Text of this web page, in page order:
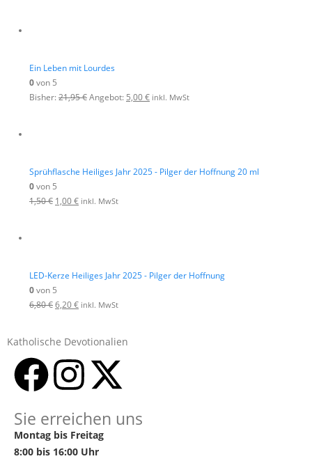
Ein Leben mit Lourdes
0von 5
Bisher:21,95€Angebot: 5,00€ inkl. MwSt
Sprühflasche Heiliges Jahr 2025 - Pilger der Hoffnung 20 ml
0von 5
1,50€ 1,00€ inkl. MwSt
LED-Kerze Heiliges Jahr 2025 - Pilger der Hoffnung
0von 5
6,80€6,20€ inkl. MwSt
Katholische Devotionalien
Sie erreichen uns
Montag bis Freitag
8:00 bis 16:00 Uhr